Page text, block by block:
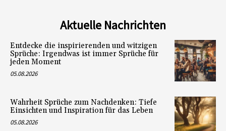
Aktuelle Nachrichten
Entdecke die inspirierenden und witzigen
Sprüche: Irgendwas ist immer Sprüche für
jeden Moment
05.08.2026
Wahrheit Sprüche zum Nachdenken: Tiefe
Einsichten und Inspiration für das Leben
05.08.2026